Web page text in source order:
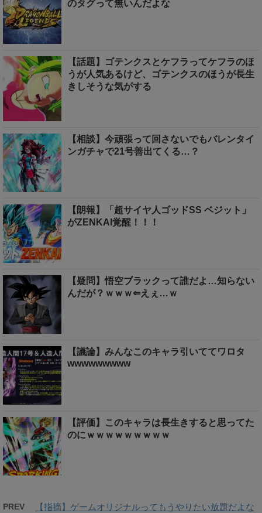
のタグって無いんだよな
【話題】ゴテンクスとケフラってケフラのほ
うが人気あるけど、ゴテンクスのほうが長生
きしそうな気がする
【相談】今頑張って回さないでもバレンタイ
ンガチャで21号善出てくる…？
【朗報】「超サイヤ人ゴッドSS ベジット」
がZENKAI覚醒！！！
【疑問】悟空ブラックって誰だよ…知らない
んだが？ｗｗｗ⇐えぇ…ｗ
【議論】みんなこのキャラ引いててワロタ
wwwwwwwww
【評価】このキャラは長生きすると思ってた
のにｗｗｗｗｗｗｗｗｗ
PREV
【指摘】ゲームオリジナルってもうやりたい放題だよな